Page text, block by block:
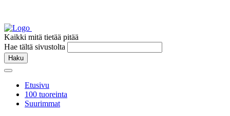
Kaikki mitä tietää pitää
Hae tältä sivustolta
Haku
Etusivu
100 tuoreinta
Suurimmat